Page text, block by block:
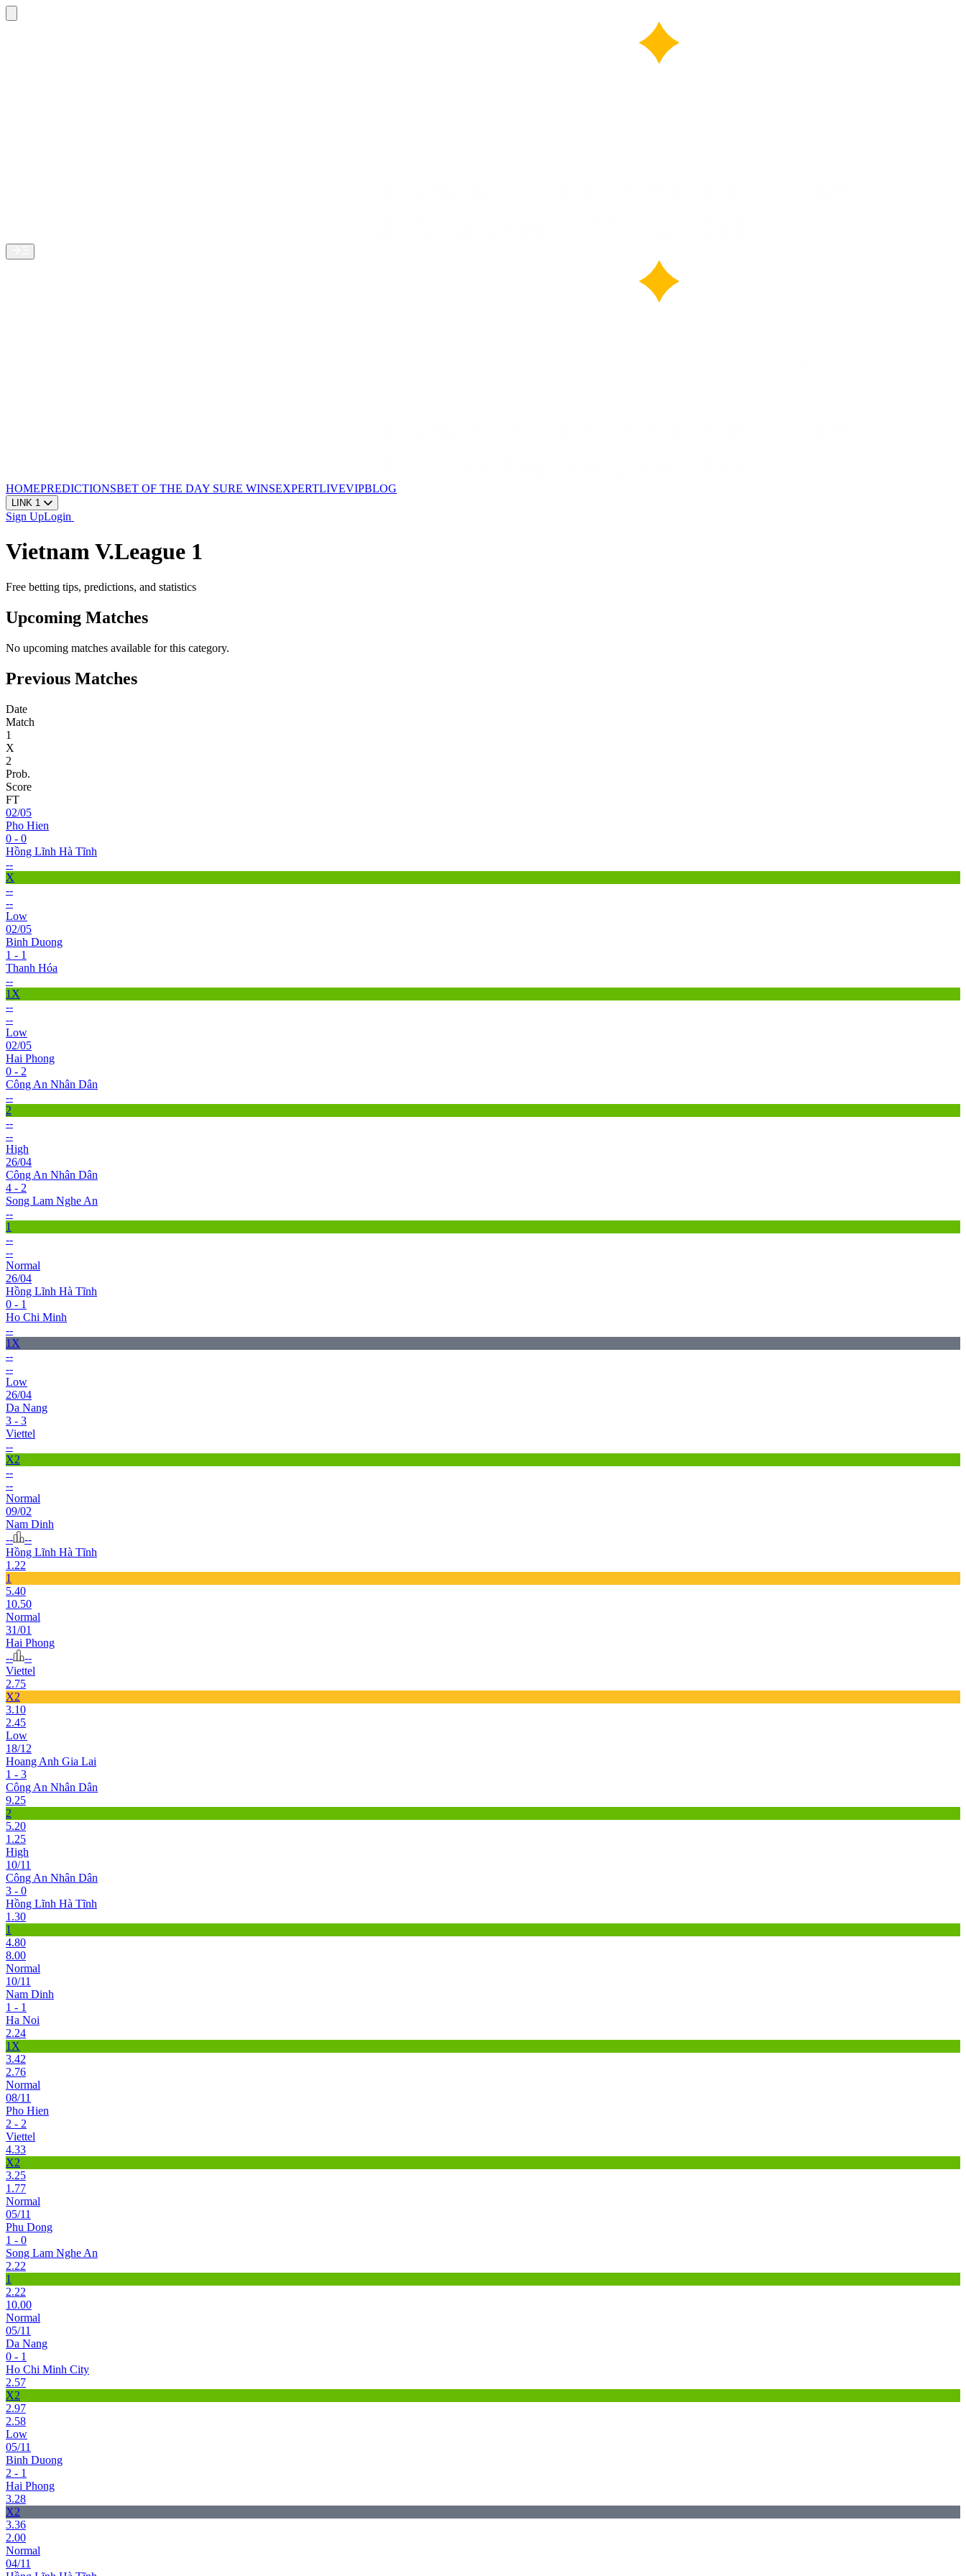
HOMEPREDICTIONSBET OF THE DAY SURE WINSEXPERTLIVEVIPBLOG
LINK 1
Sign UpLogin
Vietnam V.League 1
Free betting tips, predictions, and statistics
Upcoming Matches
No upcoming matches available for this category.
Previous Matches
Date
Match
1
X
2
Prob.
Score
FT
02/05
Pho Hien
0 - 0
Hồng Lĩnh Hà Tĩnh
--
X
--
--
Low
02/05
Binh Duong
1 - 1
Thanh Hóa
--
1X
--
--
Low
02/05
Hai Phong
0 - 2
Công An Nhân Dân
--
2
--
--
High
26/04
Công An Nhân Dân
4 - 2
Song Lam Nghe An
--
1
--
--
Normal
26/04
Hồng Lĩnh Hà Tĩnh
0 - 1
Ho Chi Minh
--
1X
--
--
Low
26/04
Da Nang
3 - 3
Viettel
--
X2
--
--
Normal
09/02
Nam Dinh
--
--
Hồng Lĩnh Hà Tĩnh
1.22
1
5.40
10.50
Normal
31/01
Hai Phong
--
--
Viettel
2.75
X2
3.10
2.45
Low
18/12
Hoang Anh Gia Lai
1 - 3
Công An Nhân Dân
9.25
2
5.20
1.25
High
10/11
Công An Nhân Dân
3 - 0
Hồng Lĩnh Hà Tĩnh
1.30
1
4.80
8.00
Normal
10/11
Nam Dinh
1 - 1
Ha Noi
2.24
1X
3.42
2.76
Normal
08/11
Pho Hien
2 - 2
Viettel
4.33
X2
3.25
1.77
Normal
05/11
Phu Dong
1 - 0
Song Lam Nghe An
2.22
1
2.22
10.00
Normal
05/11
Da Nang
0 - 1
Ho Chi Minh City
2.57
X2
2.97
2.58
Low
05/11
Binh Duong
2 - 1
Hai Phong
3.28
X2
3.36
2.00
Normal
04/11